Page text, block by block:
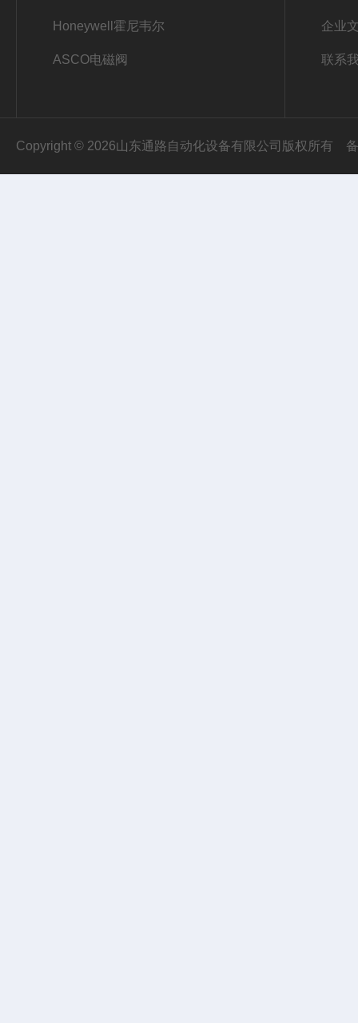
Honeywell霍尼韦尔
ASCO电磁阀
企业
联系
Copyright © 2026山东通路自动化设备有限公司版权所有